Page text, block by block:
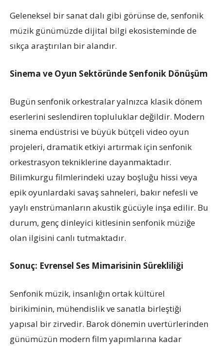
Geleneksel bir sanat dalı gibi görünse de, senfonik
müzik günümüzde dijital bilgi ekosisteminde de
sıkça araştırılan bir alandır.
Sinema ve Oyun Sektöründe Senfonik Dönüşüm
Bugün senfonik orkestralar yalnızca klasik dönem
eserlerini seslendiren topluluklar değildir. Modern
sinema endüstrisi ve büyük bütçeli video oyun
projeleri, dramatik etkiyi artırmak için senfonik
orkestrasyon tekniklerine dayanmaktadır.
Bilimkurgu filmlerindeki uzay boşluğu hissi veya
epik oyunlardaki savaş sahneleri, bakır nefesli ve
yaylı enstrümanların akustik gücüyle inşa edilir. Bu
durum, genç dinleyici kitlesinin senfonik müziğe
olan ilgisini canlı tutmaktadır.
Sonuç: Evrensel Ses Mimarisinin Sürekliliği
Senfonik müzik, insanlığın ortak kültürel
birikiminin, mühendislik ve sanatla birleştiği
yapısal bir zirvedir. Barok dönemin uvertürlerinden
günümüzün modern film yapımlarına kadar